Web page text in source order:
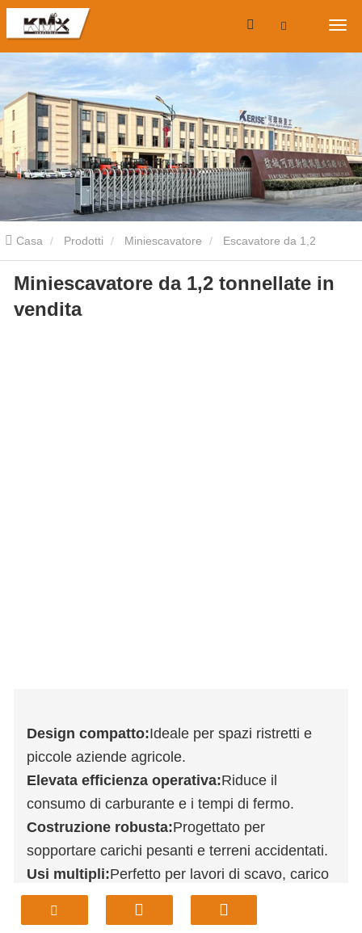
Casa Prodotti Miniescavatore Escavatore da 1,2
tonnellate Minsabisavator da 1,2 tonnellate in vendita
Miniescavatore da 1,2 tonnellate in
vendita
Design compatto:Ideale per spazi ristretti e
piccole aziende agricole.
Elevata efficienza operativa:Riduce il
consumo di carburante e i tempi di fermo.
Costruzione robusta:Progettato per
sopportare carichi pesanti e terreni accidentati.
Usi multipli:Perfetto per lavori di scavo, carico
e livellamento.
Imballaggio professionale:Garantisce una